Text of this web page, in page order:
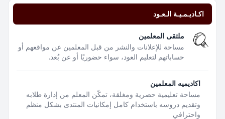
اكـاديـمـيـة الـعـود
ملتقى المعلمين
مساحة للإعلانات والنشر من قبل المعلمين عن مواقعهم أو
حساباتهم لتعليم العود، سواء حضوريًا أو عن بُعد.
اكاديميه المعلمين
مساحة تعليمية حصرية ومغلقة، تمكّن المعلم من إدارة طلابه
وتقديم دروسه باستخدام كامل إمكانيات المنتدى بشكل منظم
واحترافي